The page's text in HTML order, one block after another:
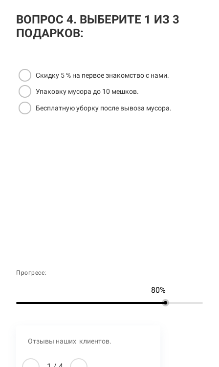
ВОПРОС 4. ВЫБЕРИТЕ 1 ИЗ 3
ПОДАРКОВ:
Скидку 5 % на первое знакомство с нами.
Упаковку мусора до 10 мешков.
Бесплатную уборку после вывоза мусора.
Прогресс:
80%
Отзывы наших клиентов.